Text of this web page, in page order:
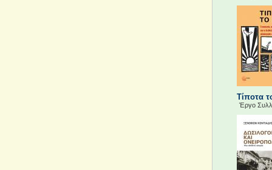
Τίποτα
Έργο